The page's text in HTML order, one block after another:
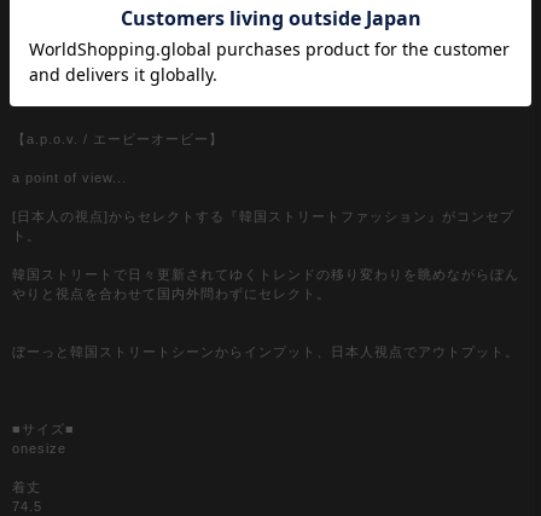
ネイビー / 紺
ブルー(サックス) / 青(水色)
イエロー / 黄
【a.p.o.v. / エーピーオービー】
a point of view...
[日本人の視点]からセレクトする『韓国ストリートファッション』がコンセプ
ト。
韓国ストリートで日々更新されてゆくトレンドの移り変わりを眺めながらぼん
やりと視点を合わせて国内外問わずにセレクト。
ぼーっと韓国ストリートシーンからインプット、日本人視点でアウトプット。
■サイズ■
onesize
着丈
74.5